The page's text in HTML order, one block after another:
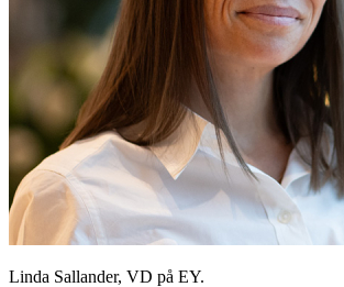
Linda Sallander, VD på EY.